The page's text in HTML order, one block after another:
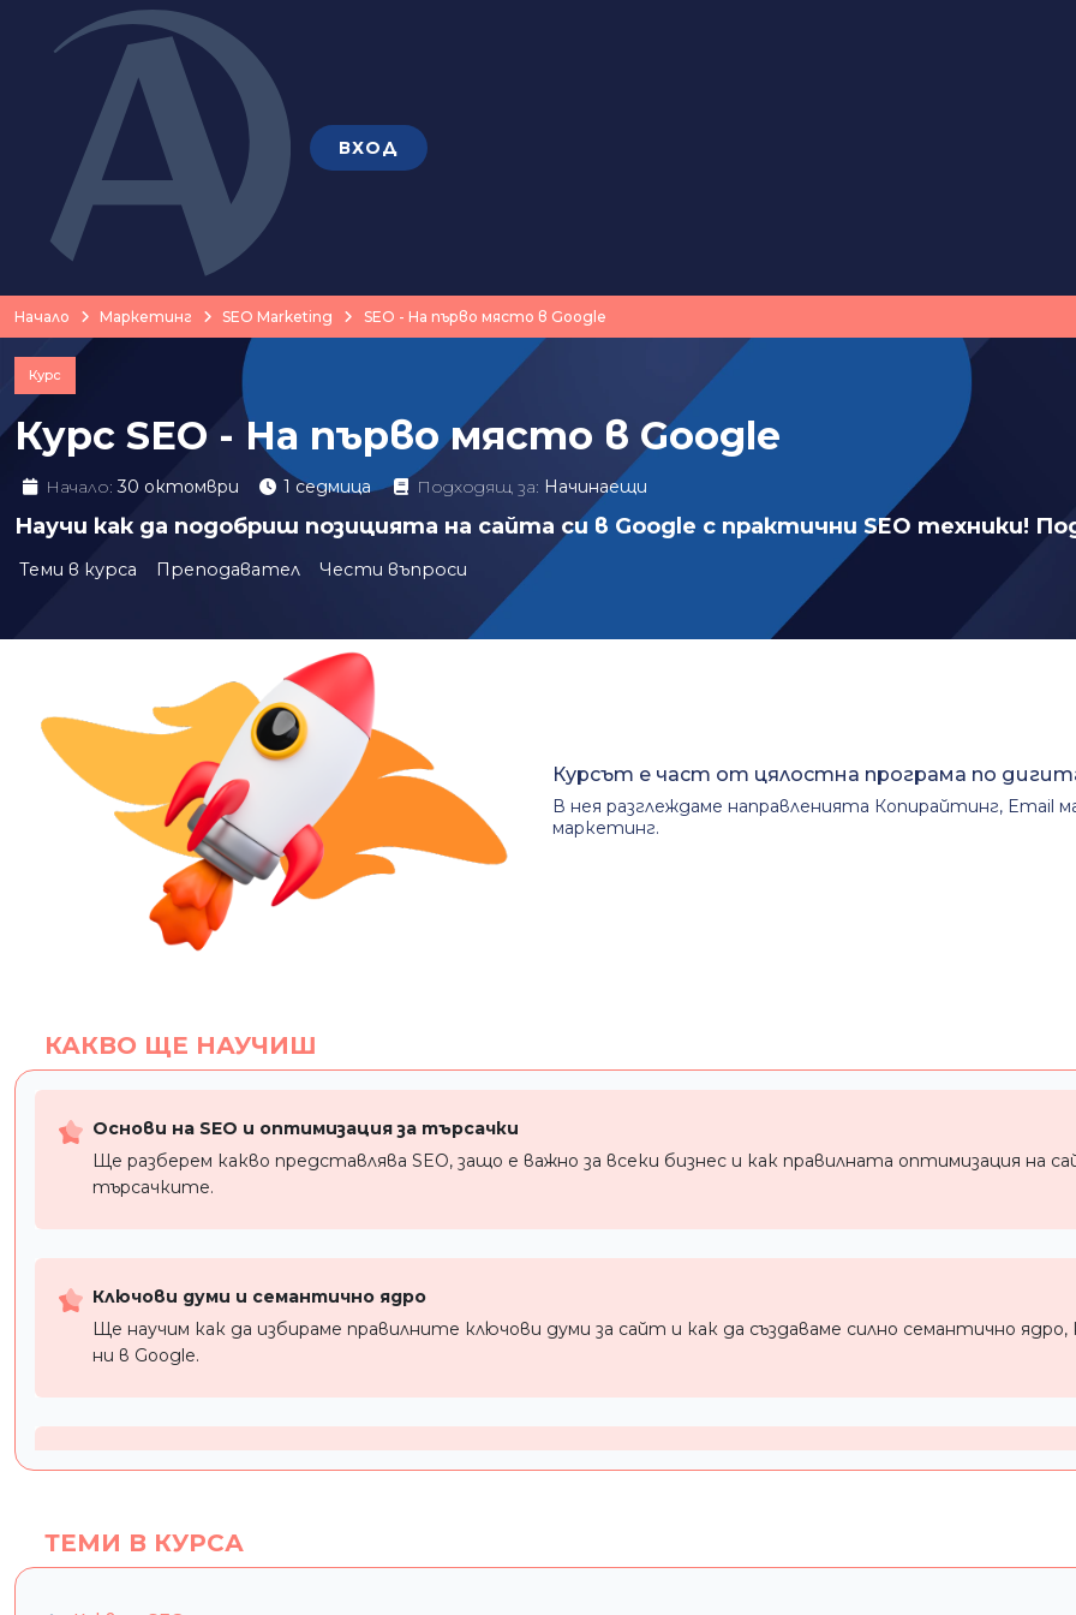
ВХОД
Начало Маркетинг SEO Marketing SEO - На първо място в Google
Курс
Курс SEO - На първо място в Google
Начало: 30 октомври 1 седмица Подходящ за: Начинаещи
Научи как да подобриш позицията на сайта си в Google с практични SEO техники!
Теми в курса Преподавател Чести въпроси
Курсът е част от цялостна програма по
В нея разглеждаме направленията Копирайтинг, Email
маркетинг.
КАКВО ЩЕ НАУЧИШ
Основи на SEO и оптимизация за търсачки
Ще разберем какво представлява SEO, защо е важно за всеки бизнес и как правилната оптимизация на
търсачките.
Ключови думи и семантично ядро
Ще научим как да избираме правилните ключови думи за сайт и как да създаваме силно семантично
ни в Google.
On-page, Technical и Off-page оптимизация
ТЕМИ В КУРСА